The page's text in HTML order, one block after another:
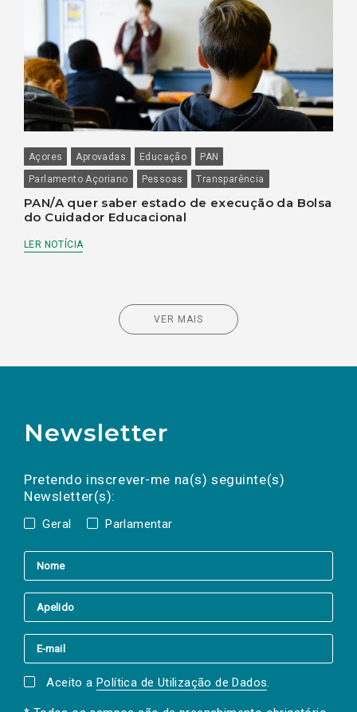
Açores Aprovadas Educação
PAN
Parlamento Açoriano
Pessoas Transparência
PAN/A quer saber estado de execução da Bolsa
do Cuidador Educacional
LER NOTÍCIA
VER MAIS
Newsletter
Pretendo inscrever-me na(s) seguinte(s)
Newsletter(s):
Geral Parlamentar
a(s) newsletter(s).
mail
Aceito a Política de Utilização de Dados.